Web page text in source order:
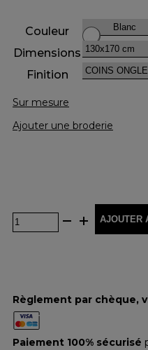
Couleur
Dimensions
Finition
Sur mesure
Ajouter une broderie
AJOUTER
Règlement par chèque,
Paiement 100% sécurisé